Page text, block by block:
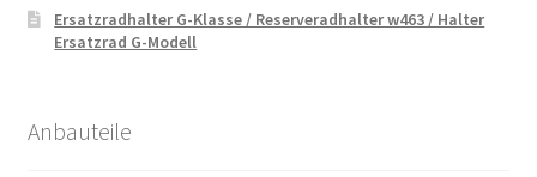
Ersatzradhalter G-Klasse / Reserveradhalter w463 / Halter
Ersatzrad G-Modell
Anbauteile